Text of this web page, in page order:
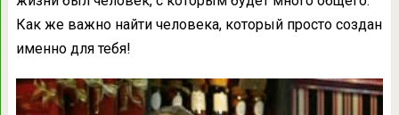
Как же важно найти человека, который просто создан
именно для тебя!